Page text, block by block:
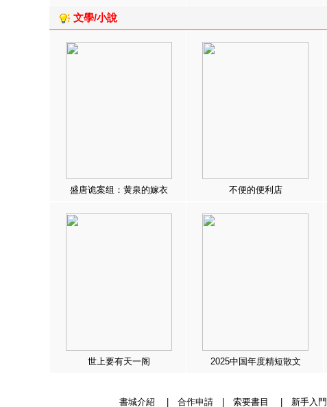
文學/小說
盛唐诡案组：黄泉的嫁衣 不便的便利店
世上要有天一阁 2025中国年度精短散文
書城介紹 合作申請| 索要書目 新手入門